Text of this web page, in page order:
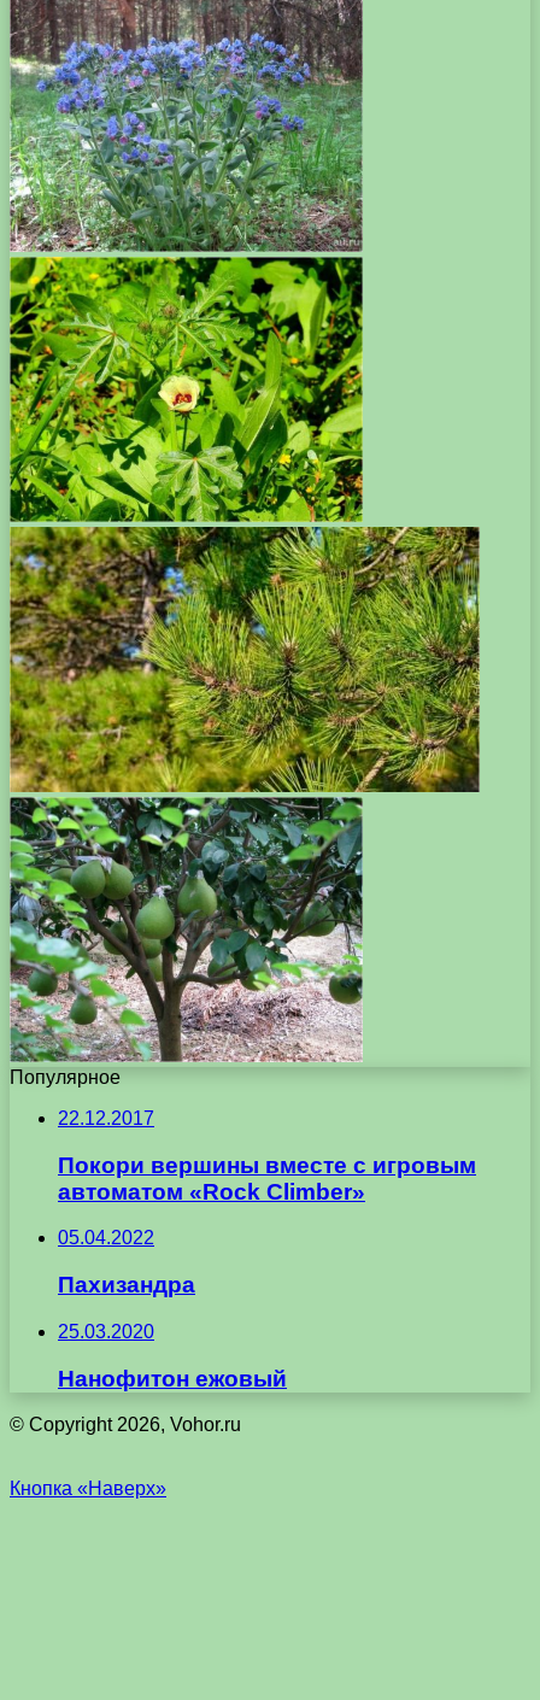
Популярное
22.12.2017
Покори вершины вместе с игровым
автоматом «Rock Climber»
05.04.2022
Пахизандра
25.03.2020
Нанофитон ежовый
© Copyright 2026, Vohor.ru
Кнопка «Наверх»